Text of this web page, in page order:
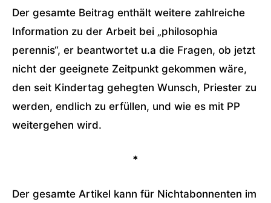
Der gesamte Beitrag enthält weitere zahlreiche
Information zu der Arbeit bei „philosophia
perennis“, er beantwortet u.a die Fragen, ob jetzt
nicht der geeignete Zeitpunkt gekommen wäre,
den seit Kindertag gehegten Wunsch, Priester zu
werden, endlich zu erfüllen, und wie es mit PP
weitergehen wird.
*
Der gesamte Artikel kann für Nichtabonnenten im